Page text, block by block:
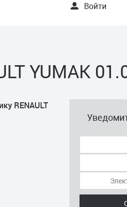
Войти
YUMAK
RENAULT